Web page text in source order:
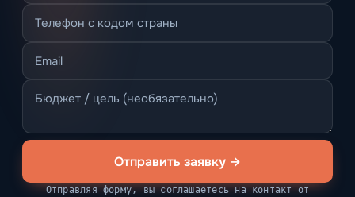
Отправить заявку →
Отправляя форму, вы соглашаетесь на контакт от